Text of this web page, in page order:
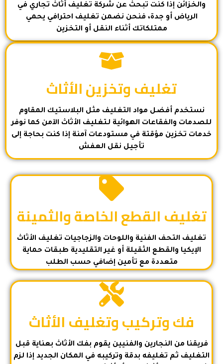
والخزائن إذا كنت تبحث عن شركة تغليف أثاث تجاري في
الرياض أو جدة، فنحن نضمن تغليف احترافي يحمي
ممتلكاتك أثناء النقل أو التخزين
تغليف وتخزين الأثاث
نستخدم أفضل مواد التغليف مثل البلاستيك المقاوم
للصدمات والفقاعات الهوائية لـتغليف الأثاث الآمن كما نوفر
خدمات تخزين مؤقتة في مستودعات آمنة إذا كنت بحاجة إلى
تأجيل نقل العفش
تغليف القطع الخاصة والثمينة
تغليف التحف الفنية واللوحات والزجاجيات تغليف الأثاث
الإيكيا والقطع الثقيلة أو غير التقليدية طبقات حماية
متعددة مع تأمين إضافي حسب الطلب
فك وتركيب وتغليف الأثاث
فريقنا من النجارين والفنيين يقوم بفك الأثاث بعناية قبل
التغليف ثم تغليفه بدقة وتركيبه في المكان الجديد إذا لزم